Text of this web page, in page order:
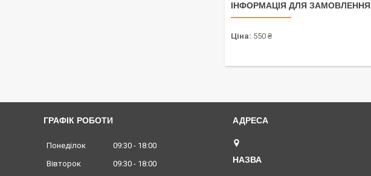
ІНФОРМАЦІЯ ДЛЯ ЗАМОВЛЕННЯ
Ціна: 550 ₴
ГРАФІК РОБОТИ
Понеділок 09:30
18:00
Вівторок
09:30
18:00